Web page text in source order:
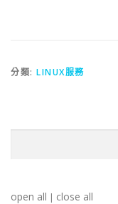
分類: LINUX服務
open all | close all